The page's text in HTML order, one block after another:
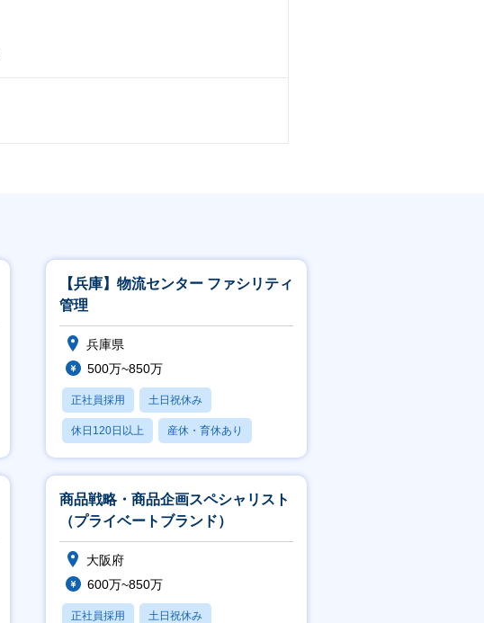
【兵庫】物流センター ファシリティ
管理
兵庫県
500万~850万
正社員採用 土日祝休み
休日120日以上 産休・育休あり
賞与あり
商品戦略・商品企画スペシャリスト
（プライベートブランド）
大阪府
600万~850万
正社員採用 土日祝休み